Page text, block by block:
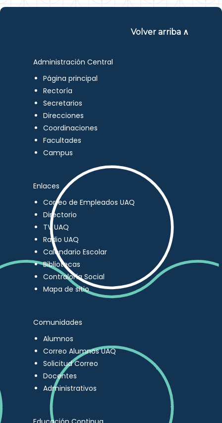
Volver arriba ∧
Administración Central
Página principal
Rectoría
Secretarios
Direcciones
Coordinaciones
Facultades
Campus
Enlaces
Correo de Empleados UAQ
Directorio
TV UAQ
Radio UAQ
Calendario Escolar
Bibliotecas
Contraloría Social
Mapa de sitio
Comunidades
Alumnos
Correo Alumnos UAQ
Solicitud Correo
Docentes
Administrativos